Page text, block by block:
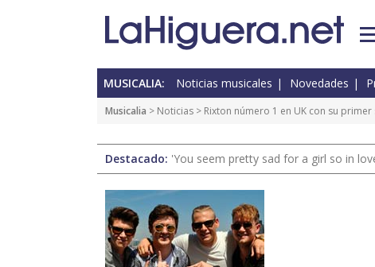
MUSICALIA: Noticias musicales Novedades
Musicalia > Noticias > Rixton número 1 en UK con su primer
Destacado: 'You seem pretty sad for a girl so in